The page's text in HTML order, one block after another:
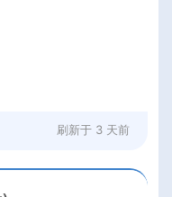
刷新于 3 天前